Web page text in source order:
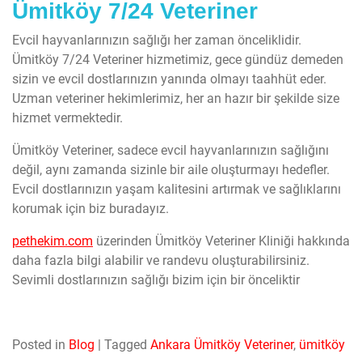
Ümitköy 7/24 Veteriner
Evcil hayvanlarınızın sağlığı her zaman önceliklidir.
Ümitköy 7/24 Veteriner hizmetimiz, gece gündüz demeden
sizin ve evcil dostlarınızın yanında olmayı taahhüt eder.
Uzman veteriner hekimlerimiz, her an hazır bir şekilde size
hizmet vermektedir.
Ümitköy Veteriner, sadece evcil hayvanlarınızın sağlığını
değil, aynı zamanda sizinle bir aile oluşturmayı hedefler.
Evcil dostlarınızın yaşam kalitesini artırmak ve sağlıklarını
korumak için biz buradayız.
pethekim.com üzerinden Ümitköy Veteriner Kliniği hakkında
daha fazla bilgi alabilir ve randevu oluşturabilirsiniz.
Sevimli dostlarınızın sağlığı bizim için bir önceliktir
Posted in Blog Tagged Ankara Ümitköy Veteriner, ümitköy